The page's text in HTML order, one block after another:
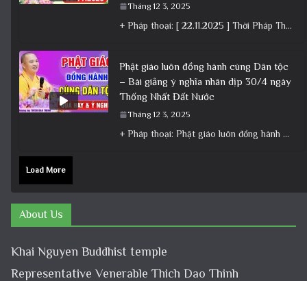
Tháng 12 3, 2025
+ Pháp thoại: [ 22.11.2025 ] Thời Pháp Thoại – Khóa Chuyên Tu Chùa Khai Nguyên │ Thầy Thích Đạo
Phật giáo luôn đồng hành cùng Dân tộc
– Bài giảng ý nghĩa nhân dịp 30/4 ngày
Thống Nhất Đất Nước
Tháng 12 3, 2025
+ Pháp thoại: Phật giáo luôn đồng hành cùng Dân tộc – Bài giảng ý nghĩa nhân dịp 30/4 ngày
Load More
About Us
Khai Nguyen Buddhist temple
Representative Venerable Thich Dao Thinh